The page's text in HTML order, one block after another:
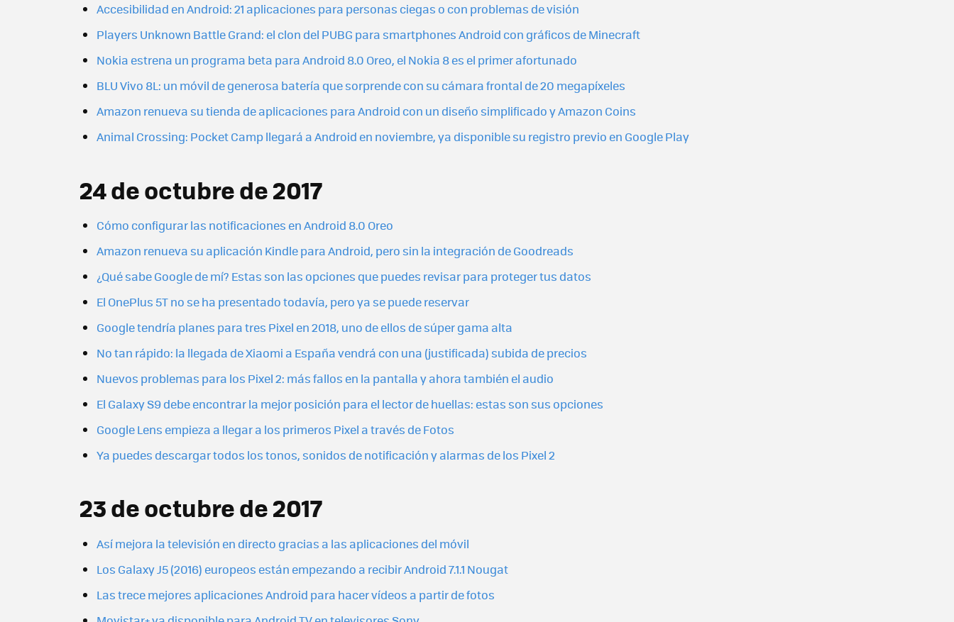
Accesibilidad en Android: 21 aplicaciones para personas ciegas o con problemas de visión
Players Unknown Battle Grand: el clon del PUBG para smartphones Android con gráficos de Minecraft
Nokia estrena un programa beta para Android 8.0 Oreo, el Nokia 8 es el primer afortunado
BLU Vivo 8L: un móvil de generosa batería que sorprende con su cámara frontal de 20 megapíxeles
Amazon renueva su tienda de aplicaciones para Android con un diseño simplificado y Amazon Coins
Animal Crossing: Pocket Camp llegará a Android en noviembre, ya disponible su registro previo en Google Play
24 de octubre de 2017
Cómo configurar las notificaciones en Android 8.0 Oreo
Amazon renueva su aplicación Kindle para Android, pero sin la integración de Goodreads
¿Qué sabe Google de mí? Estas son las opciones que puedes revisar para proteger tus datos
El OnePlus 5T no se ha presentado todavía, pero ya se puede reservar
Google tendría planes para tres Pixel en 2018, uno de ellos de súper gama alta
No tan rápido: la llegada de Xiaomi a España vendrá con una (justificada) subida de precios
Nuevos problemas para los Pixel 2: más fallos en la pantalla y ahora también el audio
El Galaxy S9 debe encontrar la mejor posición para el lector de huellas: estas son sus opciones
Google Lens empieza a llegar a los primeros Pixel a través de Fotos
Ya puedes descargar todos los tonos, sonidos de notificación y alarmas de los Pixel 2
23 de octubre de 2017
Así mejora la televisión en directo gracias a las aplicaciones del móvil
Los Galaxy J5 (2016) europeos están empezando a recibir Android 7.1.1 Nougat
Las trece mejores aplicaciones Android para hacer vídeos a partir de fotos